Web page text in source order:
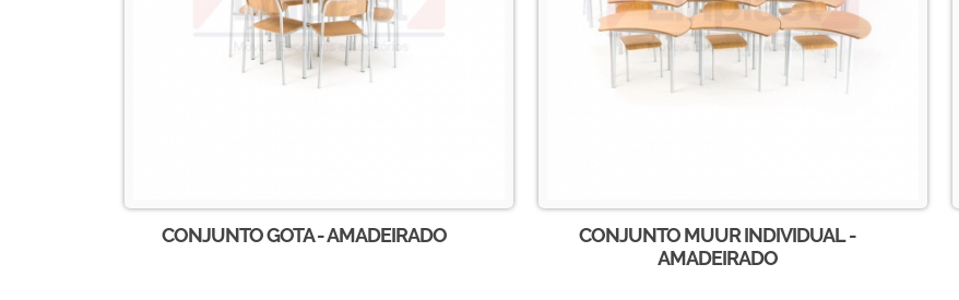
CONJUNTO GOTA - AMADEIRADO
CONJUNTO MUUR INDIVIDUAL -
AMADEIRADO